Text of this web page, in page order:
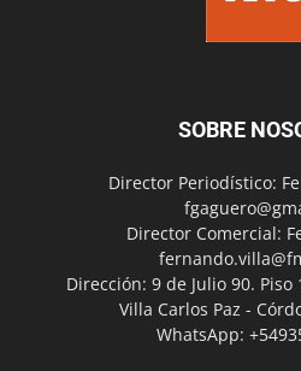
SOBRE
Director Periodístico:
Director Comercial:
Dirección: 9 de Julio 90. Piso
Villa Carlos Paz -
WhatsApp: